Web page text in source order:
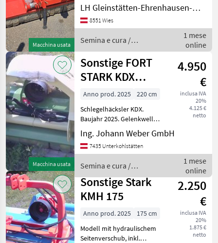
Macchina usata
Seitenverschub,
Gelenkwelle. Tipo di
martello: Mazza per trincia,
Ruota libera: Ruota libera
LH Gleinstätten-Ehrenhausen-Wies eGen
8551 Wies
Semina e cura /
Vigolo
1 mese
online
Macchina usata
Sonstige FORT
STARK KDX
220+profi
4.950
€
inclusa IVA
20%
4.125 €
netto
Anno prod. 2025
220 cm
Schlegelhäcksler KDX.
Baujahr 2025. Gelenkwelle...
606kg... Klappbare
Heckklappe... Tipo di
martello: Mazza per trincia,
nella trasmissione
Ing. Johann Weber GmbH
7435 Unterkohlstätten
Semina e cura /
Sonstige
1 mese
online
Sonstige Stark
KMH 175
2.250
€
inclusa IVA
20%
1.875 €
netto
Anno prod. 2025
175 cm
Modell mit hydraulischem
Seitenverschub, inkl.